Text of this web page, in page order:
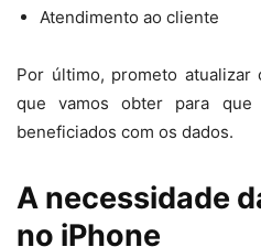
Atendimento ao cliente
Por último, prometo
que vamos obter para
beneficiados com os dados.
A necessidade
no iPhone